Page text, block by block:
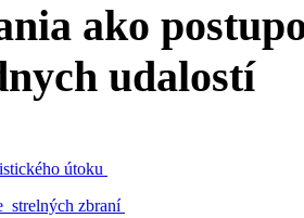
ako
udalostí
útoku
strelných zbraní